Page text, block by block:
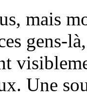
mais
gens-
Une